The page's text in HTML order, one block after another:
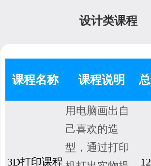
设计类课程
课程名称 课程说明
3D打印课程
用电脑画出自
己喜欢的造
型，通过打印